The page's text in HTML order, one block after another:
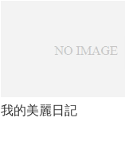
肝班など肌トラブル